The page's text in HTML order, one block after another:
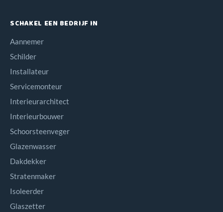
SCHAKEL EEN BEDRIJF IN
Aannemer
Schilder
Installateur
Servicemonteur
Interieurarchitect
Interieurbouwer
Schoorsteenveger
Glazenwasser
Dakdekker
Stratenmaker
Isoleerder
Glaszetter